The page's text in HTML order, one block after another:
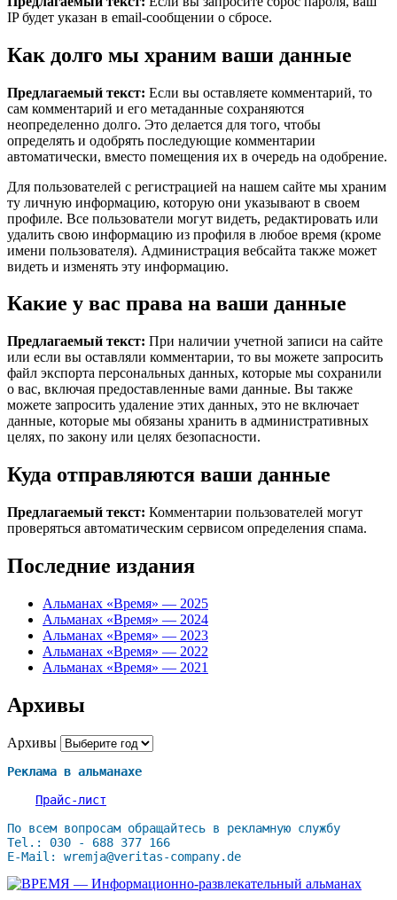
IP будет указан в email-сообщении о сбросе.
Как долго мы храним ваши данные
Предлагаемый текст: Если вы оставляете комментарий, то
сам комментарий и его метаданные сохраняются
неопределенно долго. Это делается для того, чтобы
определять и одобрять последующие комментарии
автоматически, вместо помещения их в очередь на одобрение.
Для пользователей с регистрацией на нашем сайте мы храним
ту личную информацию, которую они указывают в своем
профиле. Все пользователи могут видеть, редактировать или
удалить свою информацию из профиля в любое время (кроме
имени пользователя). Администрация вебсайта также может
видеть и изменять эту информацию.
Какие у вас права на ваши данные
Предлагаемый текст: При наличии учетной записи на сайте
или если вы оставляли комментарии, то вы можете запросить
файл экспорта персональных данных, которые мы сохранили
о вас, включая предоставленные вами данные. Вы также
можете запросить удаление этих данных, это не включает
данные, которые мы обязаны хранить в административных
целях, по закону или целях безопасности.
Куда отправляются ваши данные
Предлагаемый текст: Комментарии пользователей могут
проверяться автоматическим сервисом определения спама.
Последние издания
Альманах «Время» — 2025
Альманах «Время» — 2024
Альманах «Время» — 2023
Альманах «Время» — 2022
Альманах «Время» — 2021
Архивы
Архивы
Реклама в альманахе
Прайс-лист
По всем вопросам обращайтесь в рекламную службу
Tel.: 030 - 688 377 166
E-Mail: wremja@veritas-company.de